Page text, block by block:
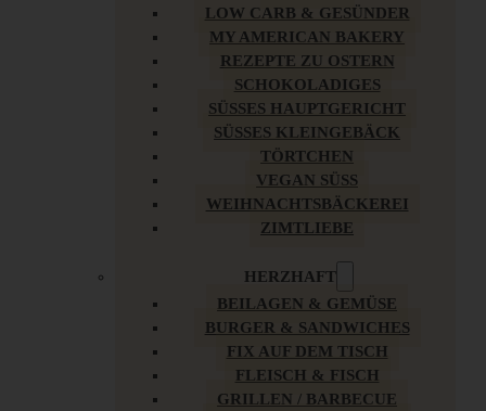
LOW CARB & GESÜNDER
MY AMERICAN BAKERY
REZEPTE ZU OSTERN
SCHOKOLADIGES
SÜSSES HAUPTGERICHT
SÜSSES KLEINGEBÄCK
TÖRTCHEN
VEGAN SÜSS
WEIHNACHTSBÄCKEREI
ZIMTLIEBE
HERZHAFT
BEILAGEN & GEMÜSE
BURGER & SANDWICHES
FIX AUF DEM TISCH
FLEISCH & FISCH
GRILLEN / BARBECUE